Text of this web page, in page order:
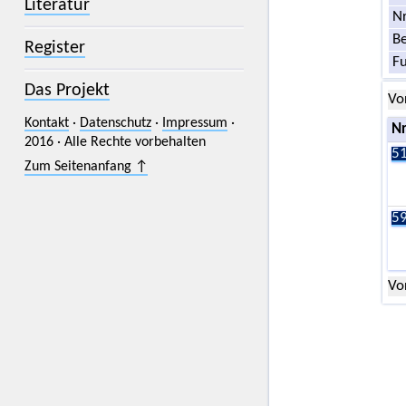
Literatur
Register
Das Projekt
Kontakt· Datenschutz· Impressum ·
2016 · Alle Rechte vorbehalten
Zum Seitenanfang ↑